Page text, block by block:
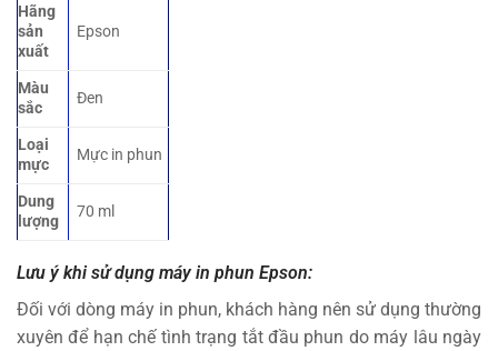
Hãng
sản
xuất
Epson
Màu
sắc
Đen
Loại
mực
Mực in phun
Dung
lượng
70 ml
Lưu ý khi sử dụng máy in phun Epson:
Đối với dòng máy in phun, khách hàng nên sử dụng thường
xuyên để hạn chế tình trạng tắt đầu phun do máy lâu ngày